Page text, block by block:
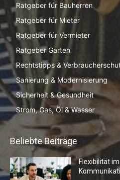
Ratgeber für Bauherren
Ratgeber für Mieter
Ratgeber für Vermieter
Ratgeber Garten
Rechtstipps &
Sanierung & Modernisierung
Sicherheit & Gesundheit
Strom, Gas, Öl & Wasser
Beliebte Beiträge
Flexibilität